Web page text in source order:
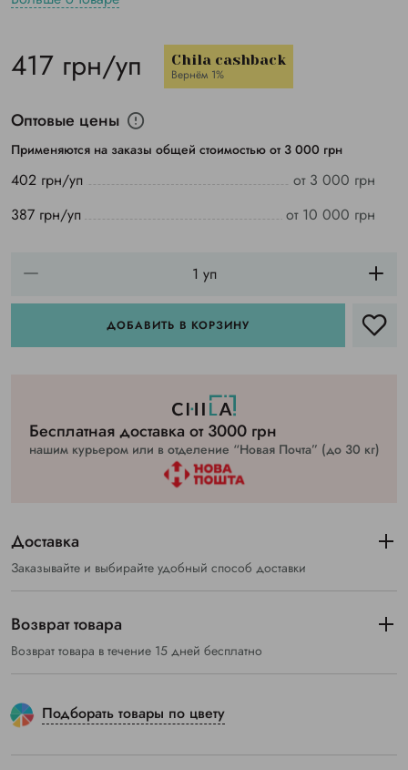
417 грн/уп Chila cashback
Вернём 1%
Оптовые цены
Применяются на заказы общей стоимостью от 3 000 грн
402 грн/уп
от 3 000 грн
387 грн/уп
от 10 000 грн
ДОБАВИТЬ В КОРЗИНУ
Бесплатная доставка от 3000 грн
нашим курьером или в отделение “Новая Почта” (до 30 кг)
Доставка
Заказывайте и выбирайте удобный способ доставки
Возврат товара
Возврат товара в течение 15 дней бесплатно
Подборать товары по цвету